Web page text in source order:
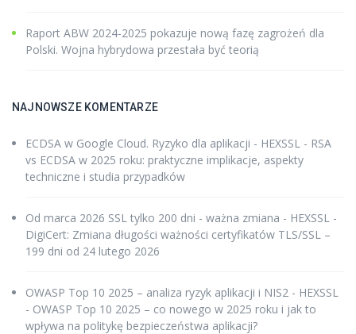
Raport ABW 2024-2025 pokazuje nową fazę zagrożeń dla
Polski. Wojna hybrydowa przestała być teorią
NAJNOWSZE KOMENTARZE
ECDSA w Google Cloud. Ryzyko dla aplikacji - HEXSSL - RSA
vs ECDSA w 2025 roku: praktyczne implikacje, aspekty
techniczne i studia przypadków
Od marca 2026 SSL tylko 200 dni - ważna zmiana - HEXSSL -
DigiCert: Zmiana długości ważności certyfikatów TLS/SSL –
199 dni od 24 lutego 2026
OWASP Top 10 2025 – analiza ryzyk aplikacji i NIS2 - HEXSSL
- OWASP Top 10 2025 – co nowego w 2025 roku i jak to
wpływa na politykę bezpieczeństwa aplikacji?